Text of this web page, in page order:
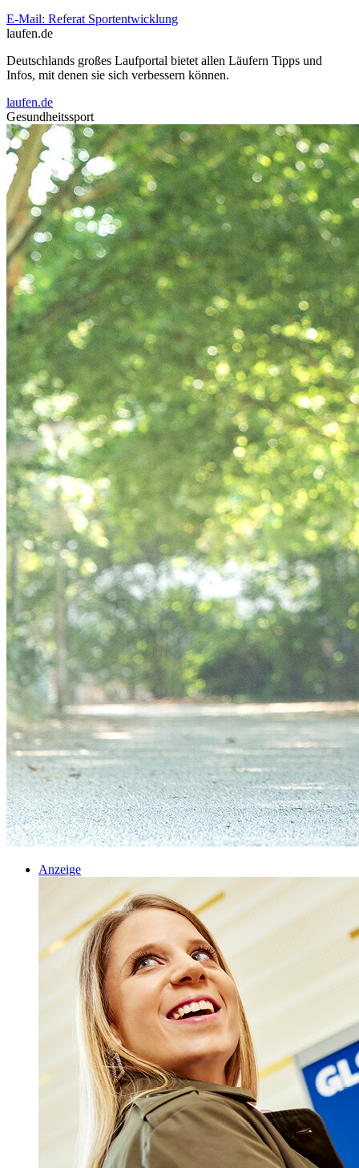
E-Mail: Referat Sportentwicklung
laufen.de
Deutschlands großes Laufportal bietet allen Läufern Tipps und
Infos, mit denen sie sich verbessern können.
laufen.de
Gesundheitssport
Anzeige